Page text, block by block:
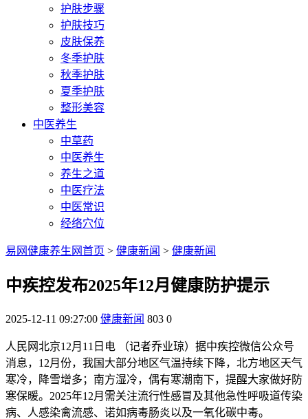
护肤步骤
护肤技巧
皮肤保养
冬季护肤
秋季护肤
夏季护肤
整形美容
中医养生
中草药
中医养生
养生之道
中医疗法
中医常识
经络穴位
易网健康养生网首页 > 健康新闻 > 健康新闻
中疾控发布2025年12月健康防护提示
2025-12-11 09:27:00 健康新闻 803 0
人民网北京12月11日电 （记者乔业琼）据中疾控微信公众号
消息，12月份，我国大部分地区气温持续下降，北方地区天气
寒冷，降雪增多；南方湿冷，偶有寒潮南下，提醒大家做好防
寒保暖。2025年12月需关注流行性感冒及其他急性呼吸道传染
病、人感染禽流感、诺如病毒肠炎以及一氧化碳中毒。